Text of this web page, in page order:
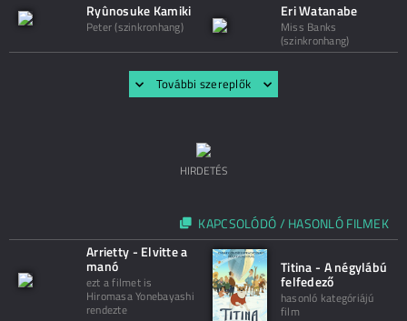
Ryûnosuke Kamiki
Peter (szinkronhang)
Eri Watanabe
Miss Banks
(szinkronhang)
További szereplők
HIRDETÉS
KAPCSOLÓDÓ / HASONLÓ FILMEK
Arrietty - Elvitte a
manó
ezt a filmet is
Hiromasa Yonebayashi
rendezte
Titina - A négylábú
felfedező
hasonló kategóriájú
film